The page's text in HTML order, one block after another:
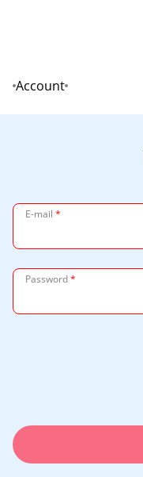
Home
Account
E-mail *
Password*